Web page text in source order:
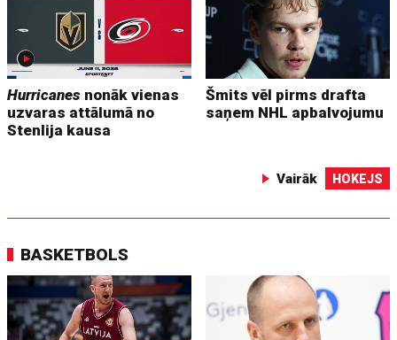
Hurricanes nonāk vienas
uzvaras attālumā no
Stenlija kausa
Šmits vēl pirms drafta
saņem NHL apbalvojumu
Vairāk HOKEJS
BASKETBOLS